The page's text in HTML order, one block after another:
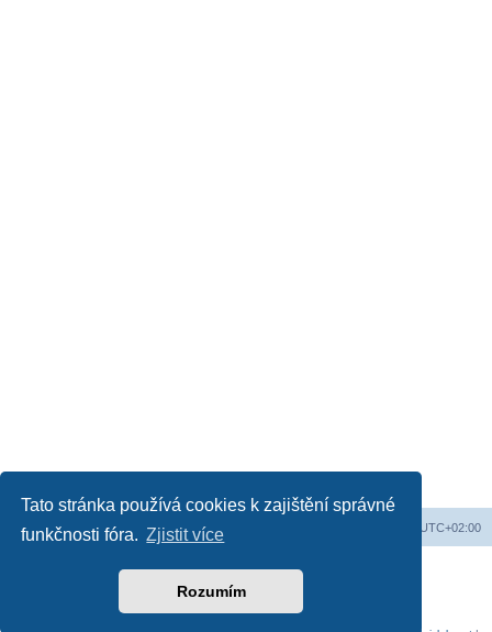
Tato stránka používá cookies k zajištění správné
funkčnosti fóra. Zjistit více
Rozumím
Web Obsah fóra UTC+02:00
Český překlad –